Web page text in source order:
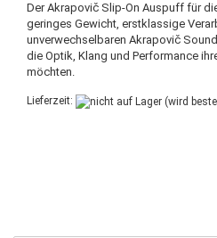
Der Akrapovič Slip-On Auspuff für
geringes Gewicht, erstklassige
unverwechselbaren Akrapovič
die Optik, Klang und Performance
möchten.
Lieferzeit: